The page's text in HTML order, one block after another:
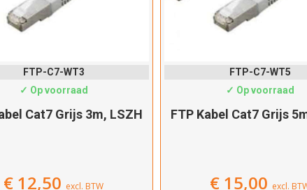
FTP-C7-WT3
✓ Op voorraad
Cat7 Grijs 3m, LSZH
€ 12,50 excl. BTW
FTP-C7-WT5
✓ Op voorraad
FTP Kabel Cat7 Grijs
€ 15,00 excl.